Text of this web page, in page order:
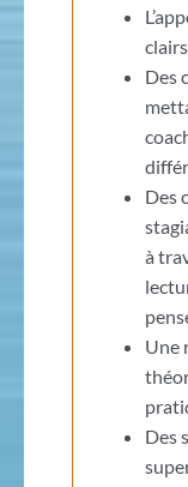
Des
Des
à
Une
Des